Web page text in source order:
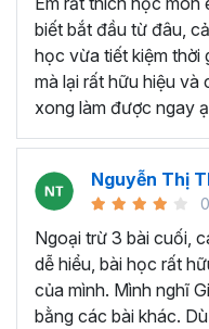
Kỹ thuật định
thêm ký hiệu tiền
học và loại bỏ dữ
Tổng hợp thủ
cách tắt/mở gợi ý
gian.
Tổng hợp hàm,
như hàm tính toán
hợp đồng,...
Hướng dẫn dùng
nhưSUM,
biết bắt đầu từ đâu,
học vừa tiết kiệm thời
mà lại rất hữu hiệu
xong làm được ngay
Nguyễn Thị
Ngoại trừ 3 bài cuối,
dễ hiểu, bài học rất
của mình. Mình nghĩ
bằng các bài khác.